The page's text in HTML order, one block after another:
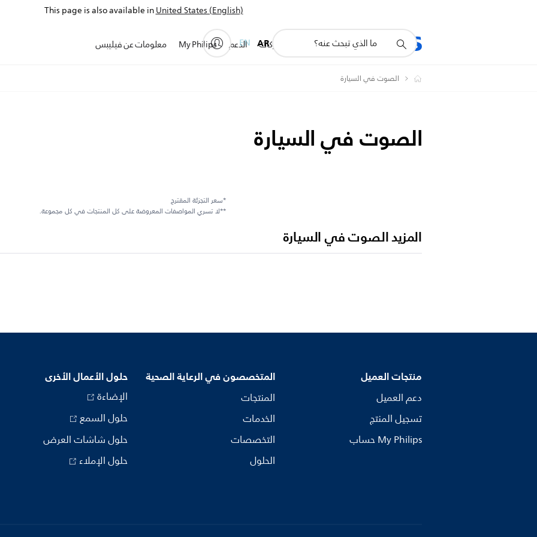
This page is also available inUnited States (English)
المنتجات للشركات الدعم My Philips معلومات عن فيليبس
أيقونة
دعم
AR
EN
الصوت في السيارة
الصوت في السيارة
*سعر التجزئة المقترح
**لا تسري المواصفات المعروضة على كل المنتجات في كل مجموعة.
المزيد الصوت في السيارة
منتجات العميل
دعم العميل
تسجيل المنتج
My Philips حساب
المتخصصون في الرعاية الصحية
المنتجات
الخدمات
التخصصات
الحلول
حلول الأعمال الأخرى
الإضاءة
حلول السمع
حلول شاشات العرض
حلول الإملاء